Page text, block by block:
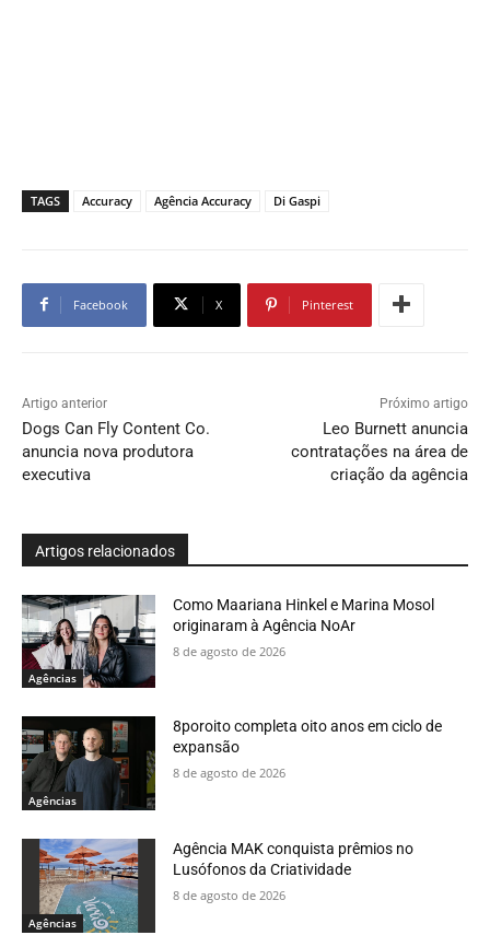
TAGS Accuracy Agência Accuracy Di Gaspi
Facebook X Pinterest
Artigo anterior
Dogs Can Fly Content Co.
anuncia nova produtora
executiva
Próximo artigo
Leo Burnett anuncia
contratações na área de
criação da agência
Artigos relacionados
Agências
Como Maariana Hinkel e Marina Mosol
originaram à Agência NoAr
8 de agosto de 2026
Agências
8poroito completa oito anos em ciclo de
expansão
8 de agosto de 2026
Agências
Agência MAK conquista prêmios no
Lusófonos da Criatividade
8 de agosto de 2026